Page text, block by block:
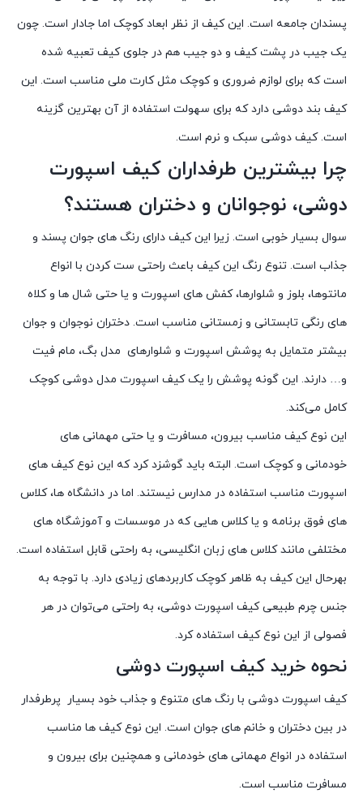
پسندان جامعه است. این کیف از نظر ابعاد کوچک اما جادار است. چون
یک جیب در پشت کیف و دو جیب هم در جلوی کیف تعبیه شده
است که برای لوازم ضروری و کوچک مثل کارت ملی مناسب است. این
کیف بند دوشی دارد که برای سهولت استفاده از آن بهترین گزینه
است. کیف دوشی سبک و نرم است.
چرا بیشترین طرفداران کیف اسپورت
دوشی، نوجوانان و دختران هستند؟
سوال بسیار خوبی است. زیرا این کیف دارای رنگ های جوان پسند و
جذاب است. تنوع رنگ این کیف باعث راحتی ست کردن با انواع
مانتوها، بلوز و شلوارها، کفش های اسپورت و یا حتی شال ها و کلاه
های رنگی تابستانی و زمستانی مناسب است. دختران نوجوان و جوان
بیشتر متمایل به پوشش اسپورت و شلوارهای مدل بگ، مام فیت
و… دارند. این گونه پوشش را یک کیف اسپورت مدل دوشی کوچک
کامل می‌کند.
این نوع کیف مناسب بیرون، مسافرت و یا حتی مهمانی های
خودمانی و کوچک است. البته باید گوشزد کرد که این نوع کیف های
اسپورت مناسب استفاده در مدارس نیستند. اما در دانشگاه ها، کلاس
های فوق برنامه و یا کلاس هایی که در موسسات و آموزشگاه های
مختلفی مانند کلاس های زبان انگلیسی، به راحتی قابل استفاده است.
بهرحال این کیف به ظاهر کوچک کاربردهای زیادی دارد. با توجه به
جنس چرم طبیعی کیف اسپورت دوشی، به راحتی می‌توان در هر
فصولی از این نوع کیف استفاده کرد.
نحوه خرید کیف اسپورت دوشی
کیف اسپورت دوشی با رنگ های متنوع و جذاب خود بسیار پرطرفدار
در بین دختران و خانم های جوان است. این نوع کیف ها مناسب
استفاده در انواع مهمانی های خودمانی و همچنین برای بیرون و
مسافرت مناسب است.